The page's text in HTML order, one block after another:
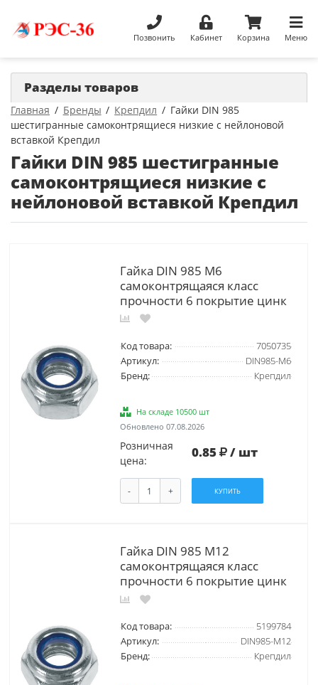
Позвонить Кабинет Корзина Меню
Главная Бренды Крепдил
Гайки DIN 985
шестигранные самоконтрящиеся низкие с нейлоновой
вставкой Крепдил
Гайки DIN 985 шестигранные
самоконтрящиеся низкие с
нейлоновой вставкой Крепдил
Гайка DIN 985 М6
самоконтрящаяся класс
прочности 6 покрытие цинк
Код товара:
7050735
Артикул:
DIN985-М6
Бренд:
Крепдил
На складе 10500 шт
Обновлено 07.08.2026
Розничная
цена:
0.85 / шт
- + КУПИТЬ
Гайка DIN 985 М12
самоконтрящаяся класс
прочности 6 покрытие цинк
Код товара:
5199784
Артикул:
DIN985-М12
Бренд:
Крепдил
Разделы товаров